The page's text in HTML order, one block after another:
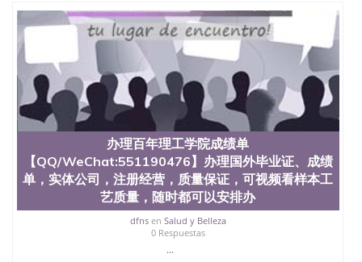
证551190476哪里可以办理澳洲毕业证551190476留
学生在哪里可以买假毕业证551190476哪里可以办理
加拿大毕业证551190476申请学校办理假的毕业证成
绩单可以吗551190476哪里可以办理水印成绩单
551190476哪里可以修改成绩单GPA分数551190476
假毕业证能查出来吗551190476假文凭网上能查到吗
551190476 如何拿到国外毕业证QQ微信551190476办
假大学毕业证QQ微信551190476国外毕业证去哪认证
QQ微信551190476找毕业证封皮QQ微信551190476国
外毕业证外壳定制QQ微信551190476快速代办国外毕
业证QQ微信551190476快速拿到国外文凭QQ微信
551190476国外留学文凭认证QQ微信551190476国外
文凭回国认证QQ微信551190476泰国文凭办理QQ微
信551190476法国留学回国证明QQ微信551190476 国
外烫金照片QQ微信551190476外国文凭在中国有用吗
QQ微信551190476德国留学回国证明QQ微信
551190476爱尔兰留学回国证明QQ微信551190476国
办理百年理工学院成绩单
【QQ/WeChat:551190476】办理国外毕业证、成绩
单，实体公司，注册经营，质量保证，可视频看样本工
艺质量，随时都可以安排办
dfnsen Salud y Belleza
0 Respuestas
...